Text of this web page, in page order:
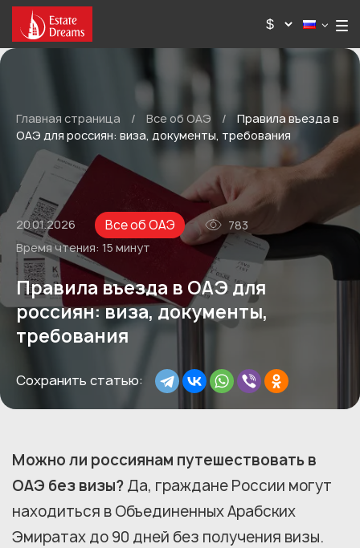
Главная страница / Все об ОАЭ /
Правила въезда в
ОАЭ для россиян: виза, документы, требования
20.01.2026 Все об ОАЭ
783
Время чтения: 15 минут
Правила въезда в ОАЭ для
россиян: виза, документы,
требования
Сохранить статью:
Можно ли россиянам путешествовать в
ОАЭ без визы? Да, граждане России могут
находиться в Объединенных Арабских
Эмиратах до 90 дней без получения визы.